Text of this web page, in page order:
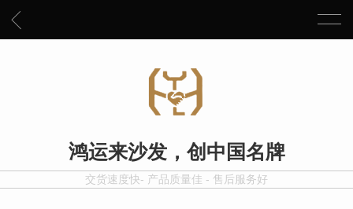
鸿运来沙发，创中国名牌
交货速度快- 产品质量佳 - 售后服务好